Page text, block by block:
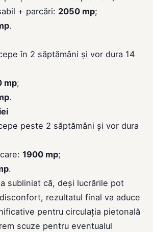
+ parcări: 2050 mp;
.
în 2 săptămâni și vor dura 14
mp;
.
peste 2 săptămâni și vor dura
1900 mp;
.
subliniat că, deși lucrările pot
rezultatul final va aduce
pentru circulația pietonală
scuze pentru eventualul